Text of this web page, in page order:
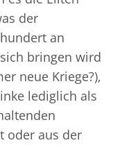
der
an
bringen wird
neue Kriege?),
lediglich als
oder aus der